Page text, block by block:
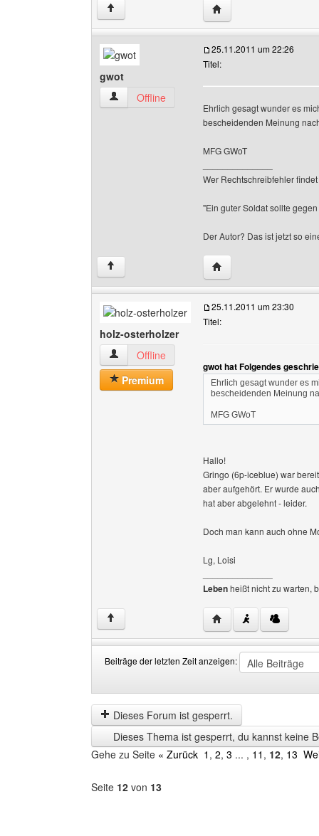
↑ Website dieses
gwot
gwot Benutzer-Profile anzeigen
Offline
25.11.2011 um 22:26
Titel:
Ehrlich gesagt wunder es
bescheidenden Meinung
MFG GWoT
Wer Rechtschreibfehler
"Ein guter Soldat sollte
Der Autor? Das ist jetzt so
↑ Website dieses
holz-osterholzer
holz-osterholzer Benutzer-Profile anzeigen
Offline
Premium
25.11.2011 um 23:30
Titel:
gwot hat Folgendes
Ehrlich gesagt wunder es
bescheidenden Meinung
MFG GWoT
Hallo!
Gringo (6p-iceblue) war
aber aufgehört. Er wurde
hat aber abgelehnt - leider.
Doch man kann auch ohne
Lg, Loisi
Lebenheißt nicht zu warten,
↑ Website dieses
Beiträge der letzten Zeit anzeigen:
der
letzten
Zeit
anzeigen
by
Dieses Forum ist gesperrt.
Dieses Thema ist gesperrt, du kannst keine
Gehe zu Seite « Zurück 1 , 2, 3 ... , 11 , 12, 13
Seite 12 von 13